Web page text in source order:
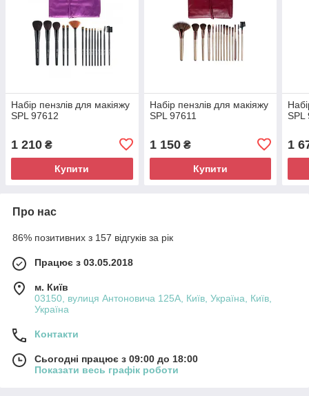
Набір пензлів для макіяжу
SPL 97612
1 210 ₴
Купити
Набір пензлів для макіяжу
SPL 97611
1 150₴
Купити
SPL
1
Про нас
86% позитивних з 157 відгуків за рік
Працює з 03.05.2018
м. Київ
03150, вулиця Антоновича 125А, Київ, Україна, Київ,
Україна
Контакти
Сьогодні працює з 09:00 до 18:00
Показати весь графік роботи